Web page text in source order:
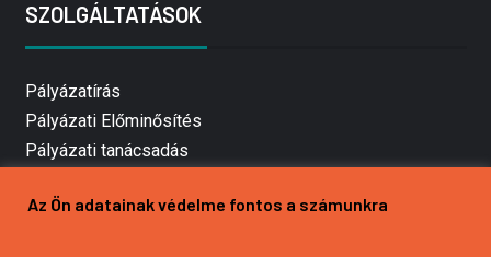
SZOLGÁLTATÁSOK
Pályázatírás
Pályázati Előminősítés
Pályázati tanácsadás
Mezőgazdasági pályázatírás
Az Ön adatainak védelme fontos a számunkra